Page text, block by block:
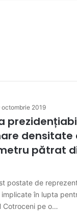
octombrie 2019
densitate
pătrat
postate de
în lupta
Cotroceni pe o…